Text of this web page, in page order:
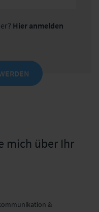
Hier anmelden
mich über Ihr
&